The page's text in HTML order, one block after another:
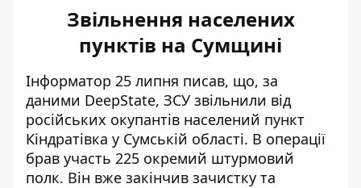
Звільнення населених
пунктів на Сумщині
Інформатор 25 липня писав, що, за
даними DeepState, ЗСУ звільнили від
російських окупантів населений пункт
Кіндратівка у Сумській області. В операції
брав участь 225 окремий штурмовий
полк. Він вже закінчив зачистку та